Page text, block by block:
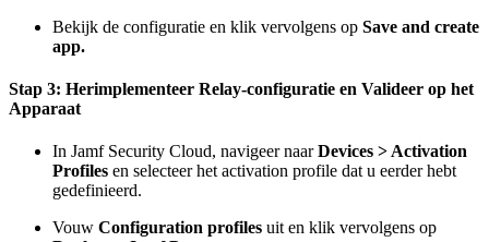
Bekijk de configuratie en klik vervolgens op Save and create
app.
Stap 3: Herimplementeer Relay-configuratie en Valideer op het
Apparaat
In Jamf Security Cloud, navigeer naarDevices > Activation
Profiles en selecteer het activation profile dat u eerder hebt
gedefinieerd.
Vouw Configuration profiles uit en klik vervolgens op